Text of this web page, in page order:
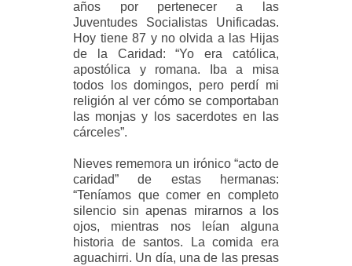
años por pertenecer a las
Juventudes Socialistas Unificadas.
Hoy tiene 87 y no olvida a las Hijas
de la Caridad: “Yo era católica,
apostólica y romana. Iba a misa
todos los domingos, pero perdí mi
religión al ver cómo se comportaban
las monjas y los sacerdotes en las
cárceles”.
Nieves rememora un irónico “acto de
caridad” de estas hermanas:
“Teníamos que comer en completo
silencio sin apenas mirarnos a los
ojos, mientras nos leían alguna
historia de santos. La comida era
aguachirri. Un día, una de las presas